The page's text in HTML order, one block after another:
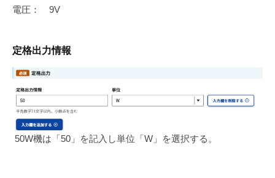
電圧： 9V
定格出力情報
50W機は「50」を記入し単位「W」を選択する。